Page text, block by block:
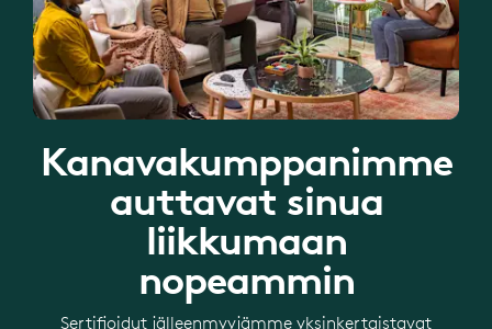
Kanavakumppanimme
auttavat sinua
liikkumaan
nopeammin
Sertifioidut jälleenmyyjämme yksinkertaistavat